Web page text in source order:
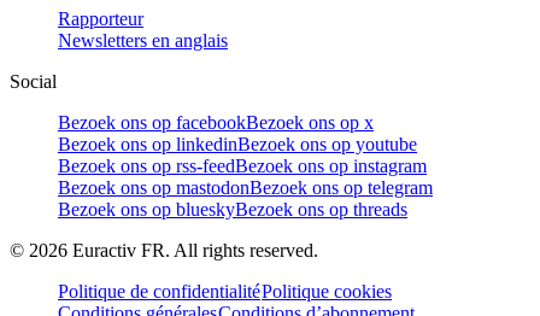
Rapporteur
Newsletters en anglais
Social
Bezoek ons op facebookBezoek ons op x
Bezoek ons op linkedinBezoek ons op youtube
Bezoek ons op rss-feedBezoek ons op instagram
Bezoek ons op mastodonBezoek ons op telegram
Bezoek ons op blueskyBezoek ons op threads
© 2026 Euractiv FR. All rights reserved.
Politique de confidentialitéPolitique cookies